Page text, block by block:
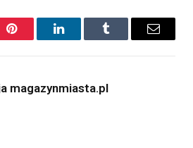
Pinterest LinkedInTumblr Email
magazynmiasta.pl